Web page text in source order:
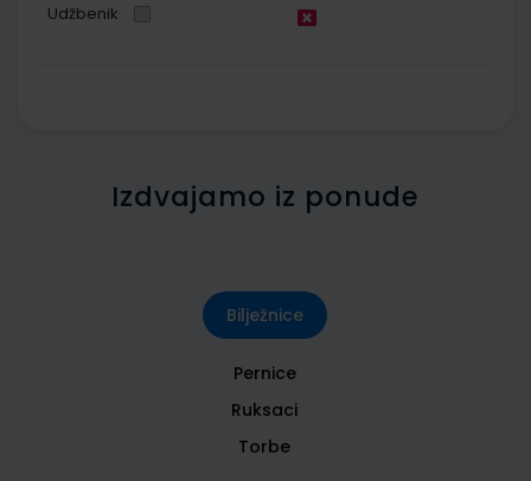
Udžbenik
Izdvajamo iz ponude
Bilježnice
Pernice
Ruksaci
Torbe